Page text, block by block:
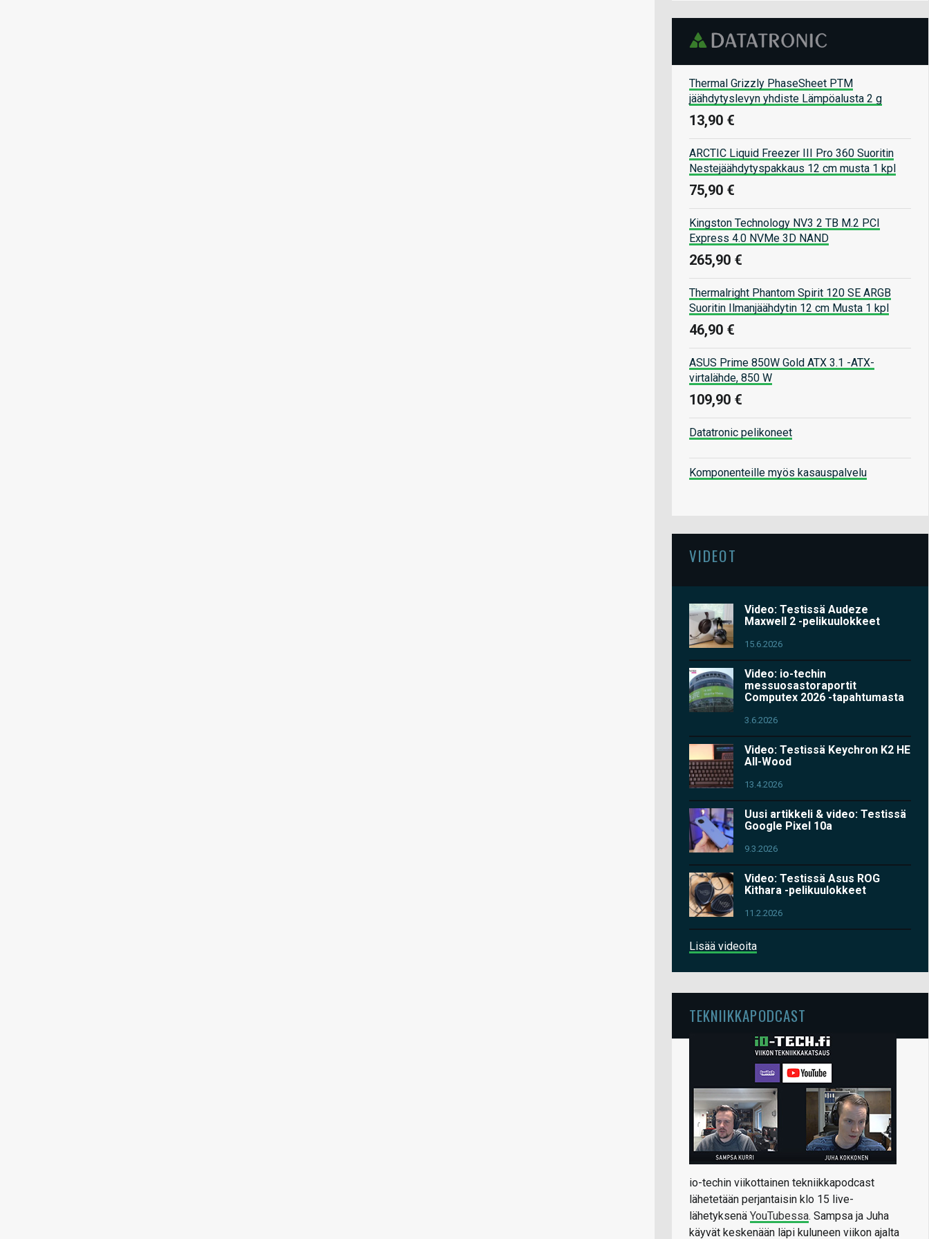
Thermal Grizzly PhaseSheet PTM
jäähdytyslevyn yhdiste Lämpöalusta 2 g
13,90 €
ARCTIC Liquid Freezer III Pro 360 Suoritin
Nestejäähdytyspakkaus 12 cm musta 1 kpl
75,90 €
Kingston Technology NV3 2 TB M.2 PCI
Express 4.0 NVMe 3D NAND
265,90 €
Thermalright Phantom Spirit 120 SE ARGB
Suoritin Ilmanjäähdytin 12 cm Musta 1 kpl
46,90 €
ASUS Prime 850W Gold ATX 3.1 -ATX-
virtalähde, 850 W
109,90 €
Datatronic pelikoneet
Komponenteille myös kasauspalvelu
VIDEOT
Video: Testissä Audeze
Maxwell 2 -pelikuulokkeet
15.6.2026
Video: io-techin
messuosastoraportit
Computex 2026 -tapahtumasta
3.6.2026
Video: Testissä Keychron K2 HE
All-Wood
13.4.2026
Uusi artikkeli & video: Testissä
Google Pixel 10a
9.3.2026
Video: Testissä Asus ROG
Kithara -pelikuulokkeet
11.2.2026
Lisää videoita
TEKNIIKKAPODCAST
io-techin viikottainen tekniikkapodcast
lähetetään perjantaisin klo 15 live-
lähetyksenä YouTubessa. Sampsa ja Juha
käyvät keskenään läpi kuluneen viikon ajalta